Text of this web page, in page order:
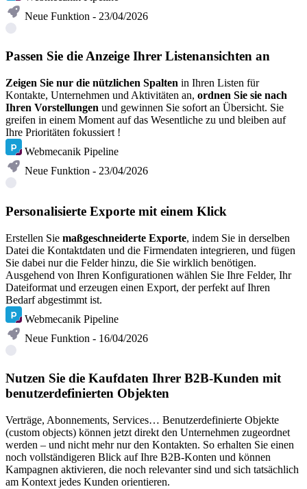
Neue Funktion - 23/04/2026
Passen Sie die Anzeige Ihrer Listenansichten an
Zeigen Sie nur die nützlichen Spalten in Ihren Listen für
Kontakte, Unternehmen und Aktivitäten an, ordnen Sie sie nach
Ihren Vorstellungen und gewinnen Sie sofort an Übersicht. Sie
greifen in einem Moment auf das Wesentliche zu und bleiben auf
Ihre Prioritäten fokussiert !
Webmecanik Pipeline
Neue Funktion - 23/04/2026
Personalisierte Exporte mit einem Klick
Erstellen Sie maßgeschneiderte Exporte, indem Sie in derselben
Datei die Kontaktdaten und die Firmendaten integrieren, und fügen
Sie dabei nur die Felder hinzu, die Sie wirklich benötigen.
Ausgehend von Ihren Konfigurationen wählen Sie Ihre Felder, Ihr
Dateiformat und erzeugen einen Export, der perfekt auf Ihren
Bedarf abgestimmt ist.
Webmecanik Pipeline
Neue Funktion - 16/04/2026
Nutzen Sie die Kaufdaten Ihrer B2B-Kunden mit
benutzerdefinierten Objekten
Verträge, Abonnements, Services… Benutzerdefinierte Objekte
(custom objects) können jetzt direkt den Unternehmen zugeordnet
werden – und nicht mehr nur den Kontakten. So erhalten Sie einen
noch vollständigeren Blick auf Ihre B2B-Konten und können
Kampagnen aktivieren, die noch relevanter sind und sich tatsächlich
am Kontext jedes Kunden orientieren.